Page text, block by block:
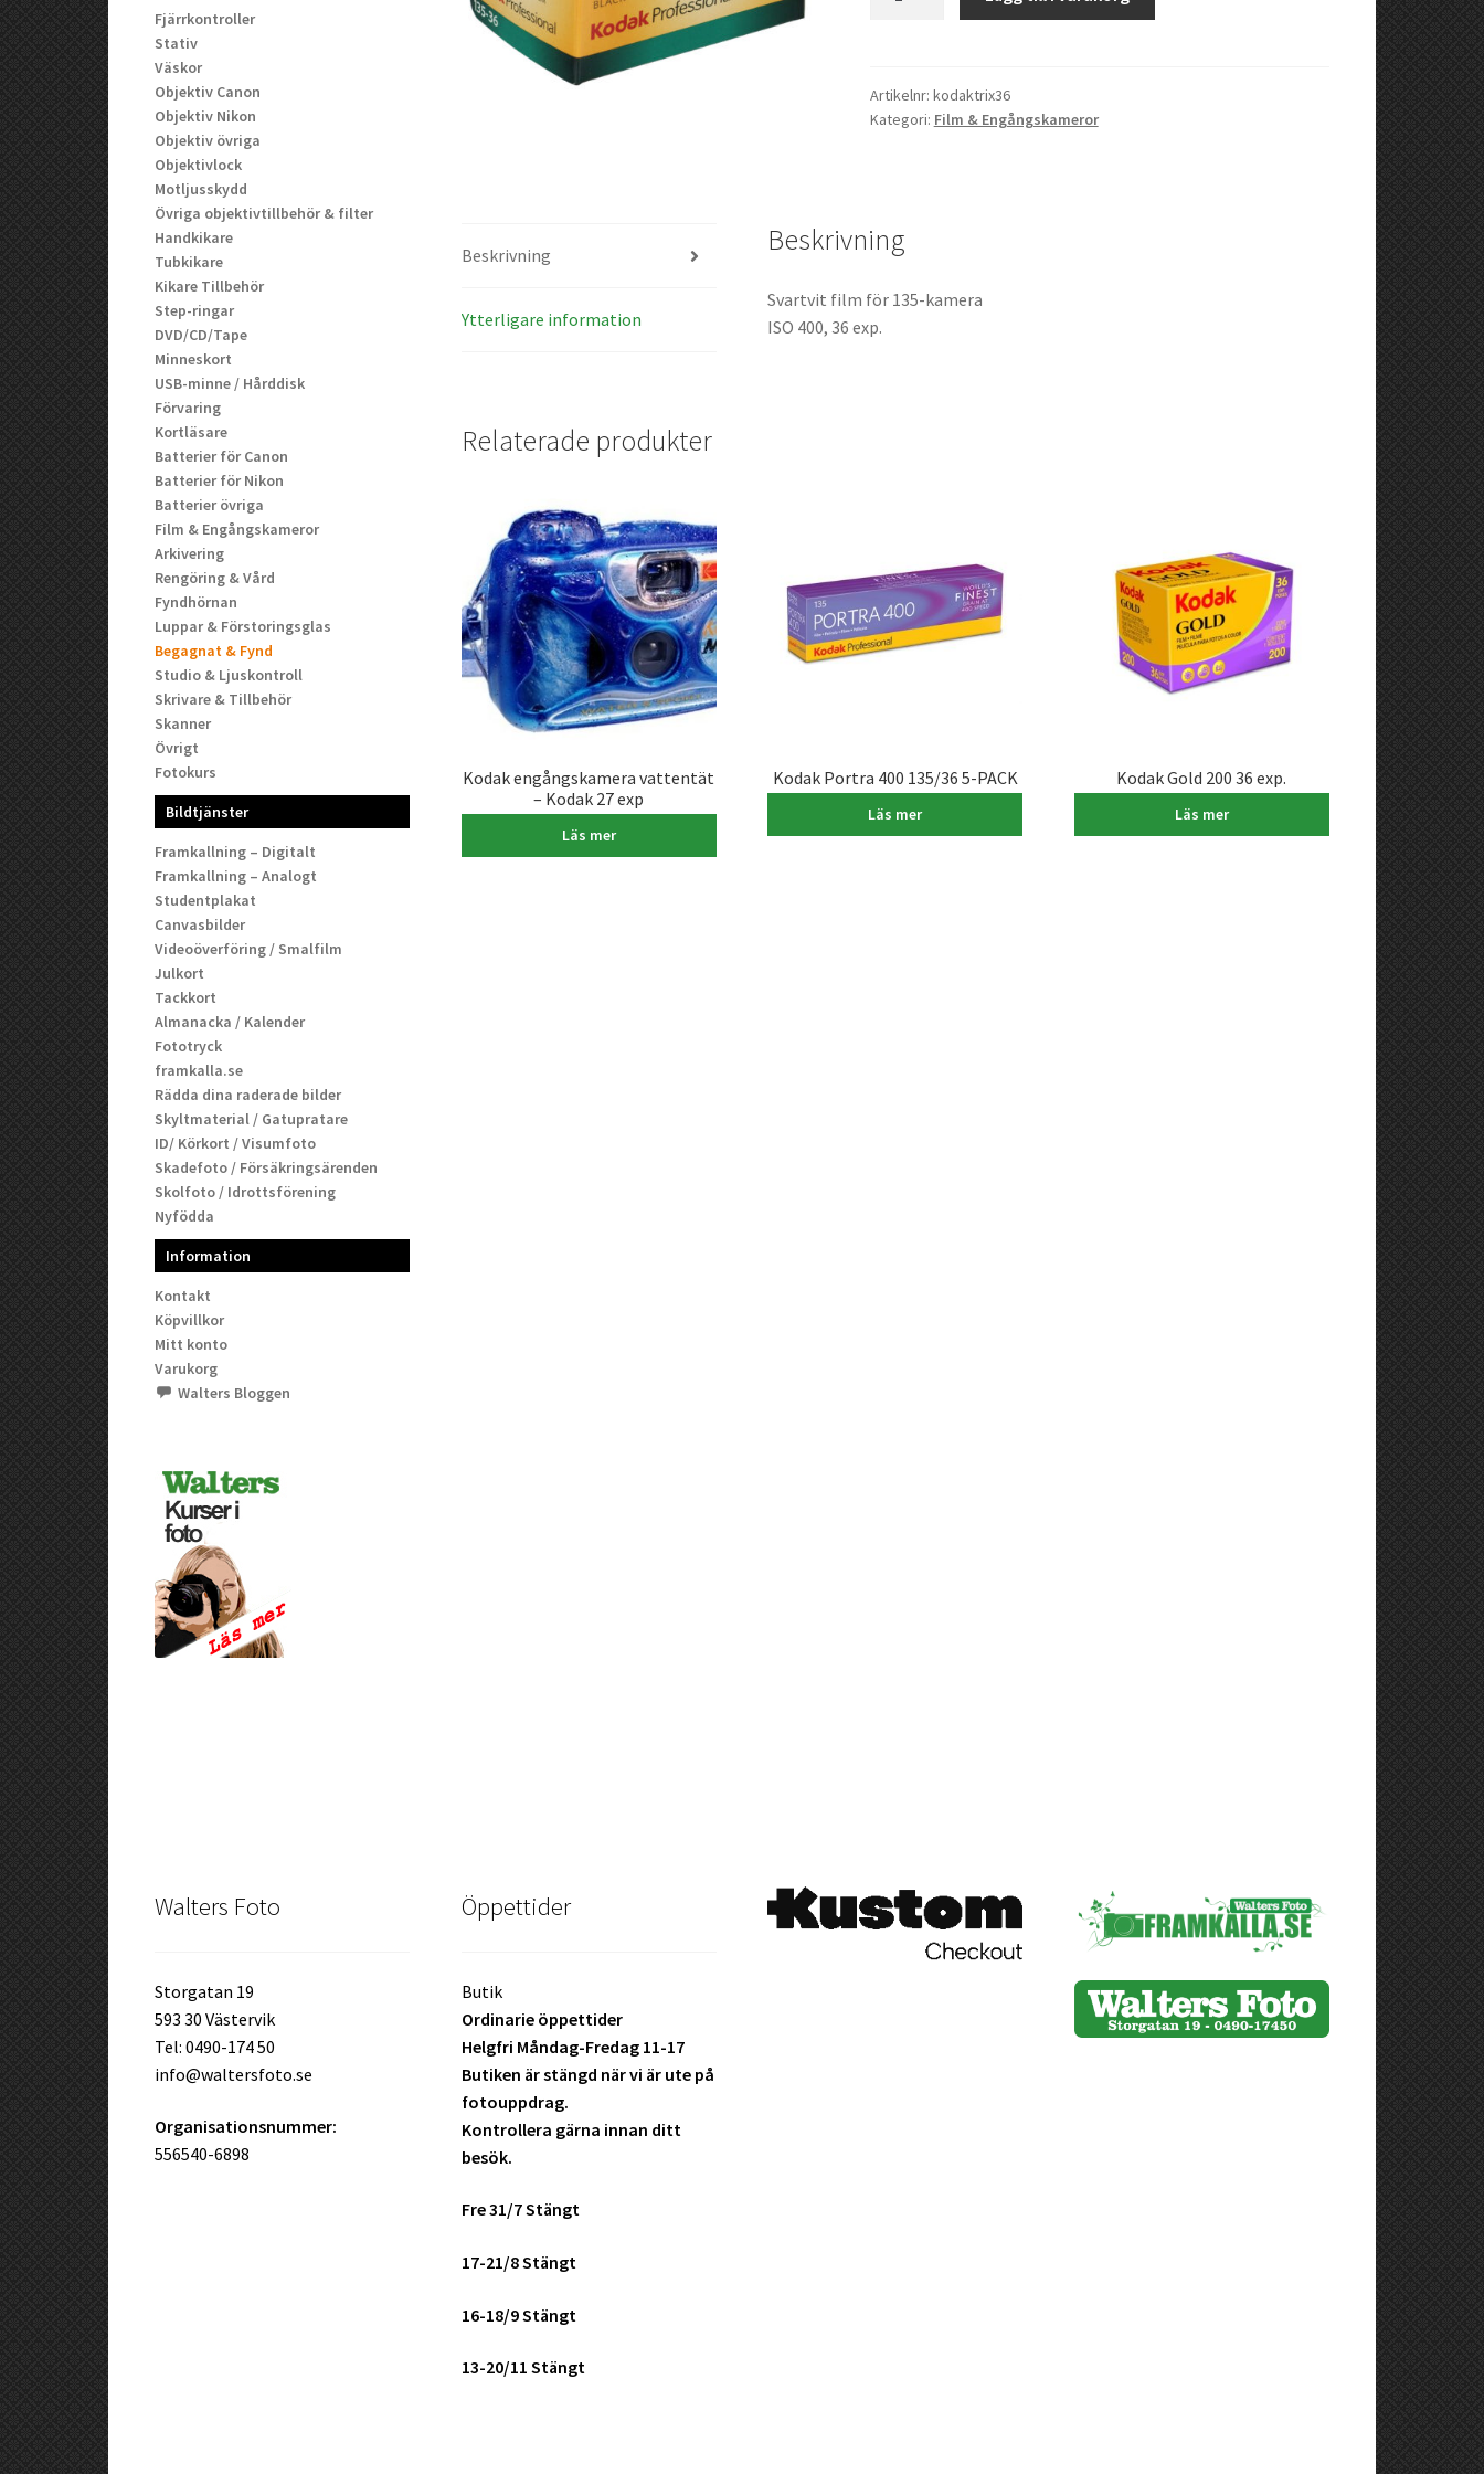
mängd
Artikelnr: kodaktrix36
Kategori: Film & Engångskameror
Beskrivning
Ytterligare information
Beskrivning
Svartvit film för 135-kamera
ISO 400, 36 exp.
Relaterade produkter
Kodak engångskamera vattentät
– Kodak 27 exp
249,00kr
Läs mer
Kodak Portra 400 135/36 5-PACK
1.995,00kr
Läs mer
Kodak Gold 200 36 exp.
249,00kr
Läs mer
Fjärrkontroller
Stativ
Väskor
Objektiv Canon
Objektiv Nikon
Objektiv övriga
Objektivlock
Motljusskydd
Övriga objektivtillbehör & filter
Handkikare
Tubkikare
Kikare Tillbehör
Step-ringar
DVD/CD/Tape
Minneskort
USB-minne / Hårddisk
Förvaring
Kortläsare
Batterier för Canon
Batterier för Nikon
Batterier övriga
Film & Engångskameror
Arkivering
Rengöring & Vård
Fyndhörnan
Luppar & Förstoringsglas
Begagnat & Fynd
Studio & Ljuskontroll
Skrivare & Tillbehör
Skanner
Övrigt
Fotokurs
Bildtjänster
Framkallning – Digitalt
Framkallning – Analogt
Studentplakat
Canvasbilder
Videoöverföring / Smalfilm
Julkort
Tackkort
Almanacka / Kalender
Fototryck
framkalla.se
Rädda dina raderade bilder
Skyltmaterial / Gatupratare
ID/ Körkort / Visumfoto
Skadefoto / Försäkringsärenden
Skolfoto / Idrottsförening
Nyfödda
Information
Kontakt
Köpvillkor
Mitt konto
Varukorg
Walters Bloggen
Walters Foto
Storgatan 19
593 30 Västervik
Tel: 0490-174 50
info@waltersfoto.se
Organisationsnummer:
556540-6898
Öppettider
Butik
Ordinarie öppettider
Helgfri Måndag-Fredag 11-17
Butiken är stängd när vi är ute på
fotouppdrag.
Kontrollera gärna innan ditt
besök.
Fre 31/7 Stängt
17-21/8 Stängt
16-18/9 Stängt
13-20/11 Stängt